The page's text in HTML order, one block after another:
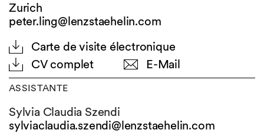
Zurich
peter.ling@lenzstaehelin.com
Carte de visite électronique
CV complet
E-Mail
ASSISTANTE
Sylvia Claudia Szendi
sylviaclaudia.szendi@lenzstaehelin.com